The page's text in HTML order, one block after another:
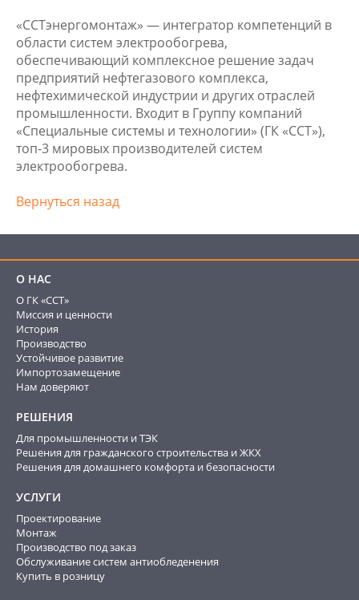
«ССТэнергомонтаж» — интегратор компетенций в
области систем электрообогрева,
обеспечивающий комплексное решение задач
предприятий нефтегазового комплекса,
нефтехимической индустрии и других отраслей
промышленности. Входит в Группу компаний
«Специальные системы и технологии» (ГК «ССТ»),
топ-3 мировых производителей систем
электрообогрева.
Вернуться назад
О НАС
О ГК «ССТ»
Миссия и ценности
История
Производство
Устойчивое развитие
Импортозамещение
Нам доверяют
РЕШЕНИЯ
Для промышленности и ТЭК
Решения для гражданского строительства и ЖКХ
Решения для домашнего комфорта и безопасности
УСЛУГИ
Проектирование
Монтаж
Производство под заказ
Обслуживание систем антиобледенения
Купить в розницу